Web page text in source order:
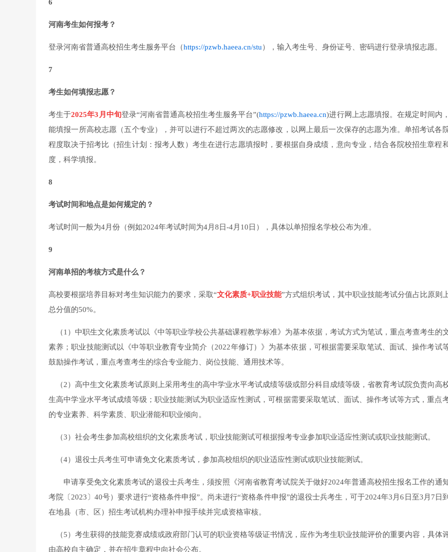
6
河南考生如何报考？
登录河南省普通高校招生考生服务平台（https://pzwb.haeea.cn/stu），输入考生号、身份证号、密码进行登录填报志愿。
7
考生如何填报志愿？
考生于2025年3月中旬登录“河南省普通高校招生考生服务平台”(https://pzwb.haeea.cn)进行网上志愿填报。在规定时间内
能填报一所高校志愿（五个专业），并可以进行不超过两次的志愿修改，以网上最后一次保存的志愿为准。单招考试各
程度取决于招考比（招生计划：报考人数）考生在进行志愿填报时，要根据自身成绩，意向专业，结合各院校招生章程
度，科学填报。
8
考试时间和地点是如何规定的？
考试时间一般为4月份（例如2024年考试时间为4月8日-4月10日），具体以单招报名学校公布为准。
9
河南单招的考核方式是什么？
高校要根据培养目标对考生知识能力的要求，采取“文化素质+职业技能”方式组织考试，其中职业技能考试分值占比原则
总分值的50%。
（1）中职生文化素质考试以《中等职业学校公共基础课程教学标准》为基本依据，考试方式为笔试，重点考查考生的
素养；职业技能测试以《中等职业教育专业简介（2022年修订）》为基本依据，可根据需要采取笔试、面试、操作考试
鼓励操作考试，重点考查考生的综合专业能力、岗位技能、通用技术等。
（2）高中生文化素质考试原则上采用考生的高中学业水平考试成绩等级或部分科目成绩等级，省教育考试院负责向高
生高中学业水平考试成绩等级；职业技能测试为职业适应性测试，可根据需要采取笔试、面试、操作考试等方式，重点
的专业素养、科学素质、职业潜能和职业倾向。
（3）社会考生参加高校组织的文化素质考试，职业技能测试可根据报考专业参加职业适应性测试或职业技能测试。
（4）退役士兵考生可申请免文化素质考试，参加高校组织的职业适应性测试或职业技能测试。
申请享受免文化素质考试的退役士兵考生，须按照《河南省教育考试院关于做好2024年普通高校招生报名工作的通
考院〔2023〕40号）要求进行“资格条件申报”。尚未进行“资格条件申报”的退役士兵考生，可于2024年3月6日至3月7日
在地县（市、区）招生考试机构办理补申报手续并完成资格审核。
（5）考生获得的技能竞赛成绩或政府部门认可的职业资格等级证书情况，应作为考生职业技能评价的重要内容，具体
由高校自主确定，并在招生章程中向社会公布。